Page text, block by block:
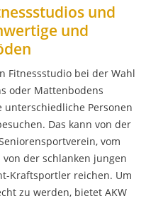
und
und
Fitnessstudio bei der Wahl
oder Mattenbodens
Personen
Das kann von der
vom
der schlanken jungen
Kraftsportler reichen. Um
zu werden, bietet AKW